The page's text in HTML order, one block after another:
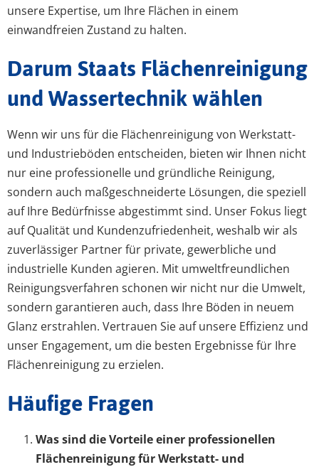
unsere Expertise, um Ihre Flächen in einem
einwandfreien Zustand zu halten.
Darum Staats Flächenreinigung
und Wassertechnik wählen
Wenn wir uns für die Flächenreinigung von Werkstatt-
und Industrieböden entscheiden, bieten wir Ihnen nicht
nur eine professionelle und gründliche Reinigung,
sondern auch maßgeschneiderte Lösungen, die speziell
auf Ihre Bedürfnisse abgestimmt sind. Unser Fokus liegt
auf Qualität und Kundenzufriedenheit, weshalb wir als
zuverlässiger Partner für private, gewerbliche und
industrielle Kunden agieren. Mit umweltfreundlichen
Reinigungsverfahren schonen wir nicht nur die Umwelt,
sondern garantieren auch, dass Ihre Böden in neuem
Glanz erstrahlen. Vertrauen Sie auf unsere Effizienz und
unser Engagement, um die besten Ergebnisse für Ihre
Flächenreinigung zu erzielen.
Häufige Fragen
Was sind die Vorteile einer professionellen
Flächenreinigung für Werkstatt- und